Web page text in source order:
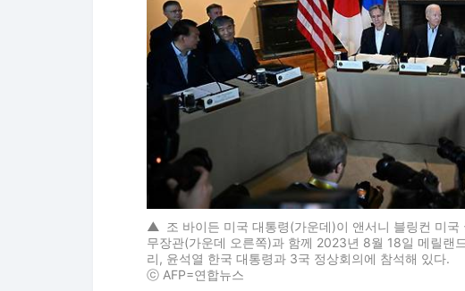
▲ 조 바이든 미국 대통령(가운데)이 앤서니 블링컨 미
무장관(가운데 오른쪽)과 함께 2023년 8월 18일 메릴랜
리, 윤석열 한국 대통령과 3국 정상회의에 참석해 있다.
ⓒ AFP=연합뉴스